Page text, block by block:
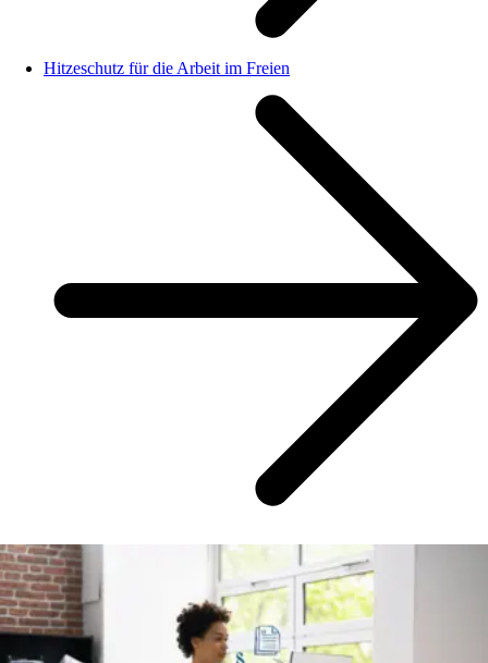
Hitzeschutz für die Arbeit im Freien